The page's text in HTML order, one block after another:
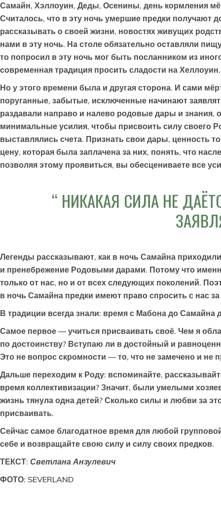
Самайн, Хэллоуин, Деды, Осенины, день кормления
Считалось, что в эту ночь умершие предки получают
рассказывать о своей жизни, новостях живущих
нами в эту ночь. На столе обязательно оставляли
то попросил в эту ночь мог быть посланником из
современная традиция просить сладости на
Но у этого времени была и другая сторона. И сами
поруганные, забытые, исключенные начинают
раздавали направо и налево родовые дары и знания,
минимальные усилия, чтобы присвоить силу своего
выставлялись счета. Признать свои дары, ценность
цену, которая была заплачена за них, понять, что
позволяя этому проявиться, вы обесцениваете все
НИКАКАЯ СИЛА НЕ
Легенды рассказывают, как в ночь Самайна
и пренебрежение Родовыми дарами. Потому что
только от нас, но и от всех следующих поколений.
в ночь Самайна предки имеют право спросить с нас
В традиции всегда знали: время с Мабона до Самайна
Самое первое — учиться присваивать своё. Чем я
по достоинству? Вступаю ли в достойный и
Это не вопрос скромности — то, что не замечено и не
Дальше переходим к Роду: вспоминайте,
время коллективизации? Значит, были умелыми
жизнь тянула одна детей? Сколько силы и любви за
присваивать.
Сейчас самое благодатное время для любой
себе и возвращайте свою силу и силу своих предков.
ТЕКСТ: Светлана Анзулевич
ФОТО: SEVERLAND